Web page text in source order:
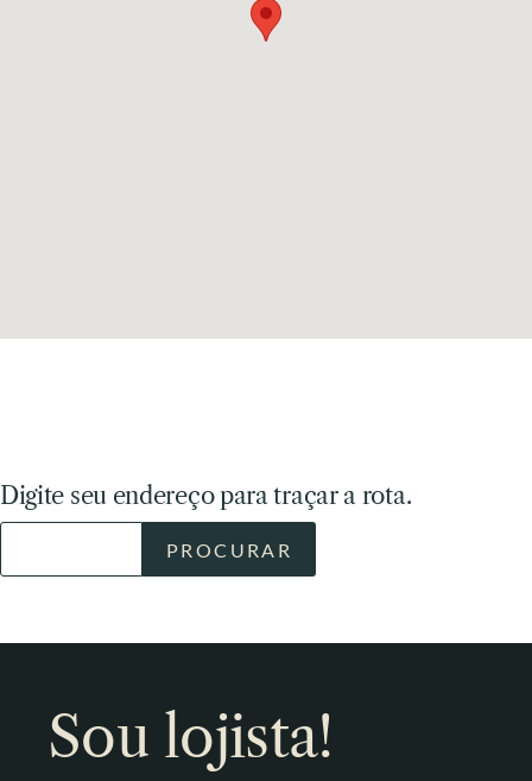
Digite seu endereço para traçar a rota.
Sou lojista!